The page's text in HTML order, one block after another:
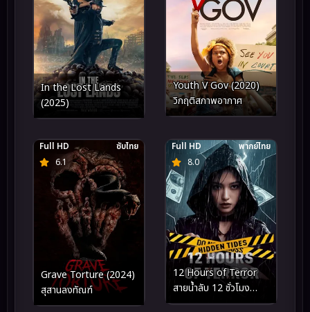
In the Lost Lands
(2025)
Youth V Gov (2020)
วิกฤติสภาพอากาศ
6.1
Full HD ซับไทย
Grave Torture (2024)
สุสานลงทัณฑ์
8.0
Full HD พากย์ไทย
12 Hours of Terror
สายน้ำลับ 12 ชั่วโมง
หลอน (2025)